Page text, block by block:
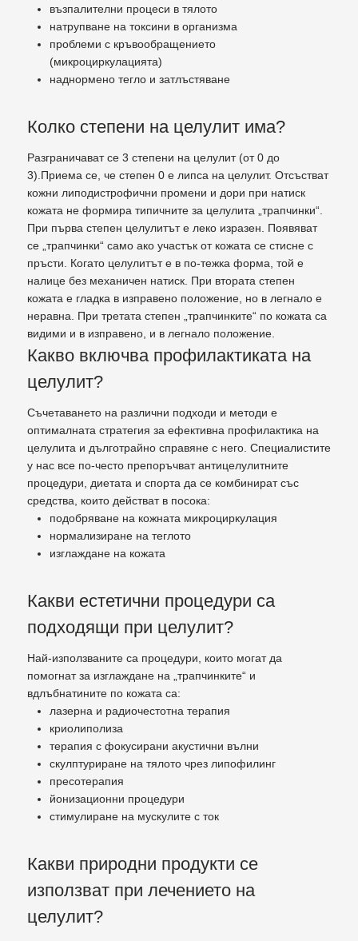
възпалителни процеси в тялото
натрупване на токсини в организма
проблеми с кръвообращението
(микроциркулацията)
наднормено тегло и затлъстяване
Колко степени на целулит има?
Разграничават се 3 степени на целулит (от 0 до
3).Приема се, че степен 0 е липса на целулит. Отсъстват
кожни липодистрофични промени и дори при натиск
кожата не формира типичните за целулита „трапчинки“.
При първа степен целулитът е леко изразен. Появяват
се „трапчинки“ само ако участък от кожата се стисне с
пръсти. Когато целулитът е в по-тежка форма, той е
налице без механичен натиск. При втората степен
кожата е гладка в изправено положение, но в легнало е
неравна. При третата степен „трапчинките“ по кожата са
видими и в изправено, и в легнало положение.
Какво включва профилактиката на
целулит?
Съчетаването на различни подходи и методи е
оптималната стратегия за ефективна профилактика на
целулита и дълготрайно справяне с него. Специалистите
у нас все по-често препоръчват антицелулитните
процедури, диетата и спорта да се комбинират със
средства, които действат в посока:
подобряване на кожната микроциркулация
нормализиране на теглото
изглаждане на кожата
Какви естетични процедури са
подходящи при целулит?
Най-използваните са процедури, които могат да
помогнат за изглаждане на „трапчинките“ и
вдлъбнатините по кожата са:
лазерна и радиочестотна терапия
криолиполиза
терапия с фокусирани акустични вълни
скулптуриране на тялото чрез липофилинг
пресотерапия
йонизационни процедури
стимулиране на мускулите с ток
Какви природни продукти се
използват при лечението на
целулит?